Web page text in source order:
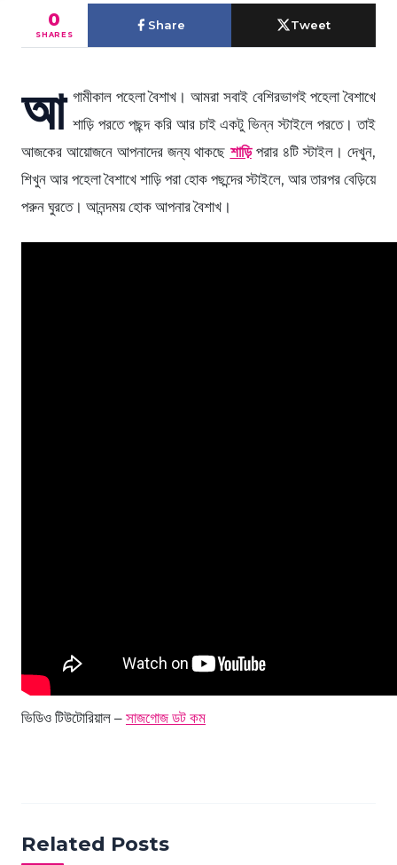
0
SHARES
Share Tweet
আ গামীকাল পহেলা বৈশাখ। আমরা সবাই বেশিরভাগই পহেলা বৈশাখে
শাড়ি পরতে পছন্দ করি আর চাই একটু ভিন্ন স্টাইলে পরতে। তাই
আজকের আয়োজনে আপনাদের জন্য থাকছে শাড়িপরার ৪টি স্টাইল। দেখুন,
শিখুন আর পহেলা বৈশাখে শাড়ি পরা হোক পছন্দের স্টাইলে, আর তারপর বেড়িয়ে
পরুন ঘুরতে। আনন্দময় হোক আপনার বৈশাখ।
ভিডিও টিউটোরিয়াল – সাজগোজ ডট কম
Related Posts